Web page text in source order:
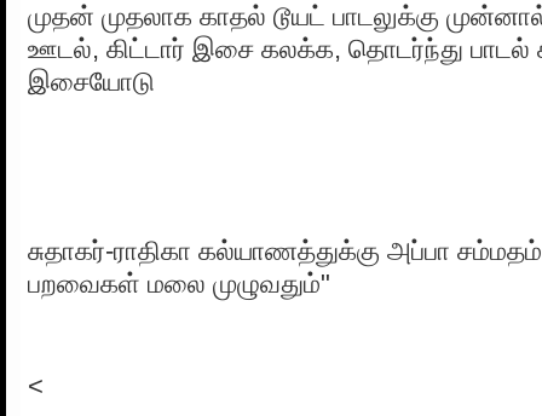
முதன் முதலாக காதல் டூயட் பாடலுக்கு
ஊடல், கிட்டார் இசை கலக்க, தொடர்ந்து பாடல்
இசையோடு
சுதாகர்-ராதிகா கல்யாணத்துக்கு அப்பா
பறவைகள் மலை முழுவதும்"
<